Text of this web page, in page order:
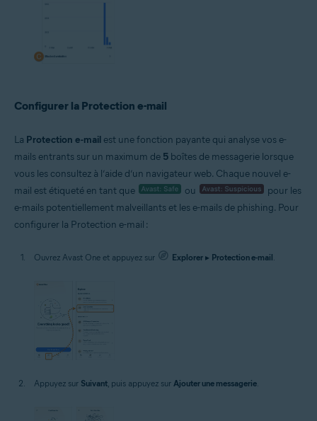
Configurer la Protection e-mail
La Protection e-mail est une fonction payante qui analyse vos e-
mails entrants sur un maximum de 5 boîtes de messagerie lorsque
vous les consultez à l’aide d’un navigateur web. Chaque nouvel e-
mail est étiqueté en tant que
ou
pour les
e-mails potentiellement malveillants et les e-mails de phishing. Pour
configurer la Protection e-mail :
Ouvrez Avast One et appuyez sur Explorer ▸ Protection e-mail.
Appuyez sur Suivant, puis appuyez sur Ajouter une messagerie.